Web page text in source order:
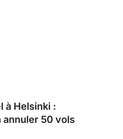
à Helsinki :
annuler 50 vols